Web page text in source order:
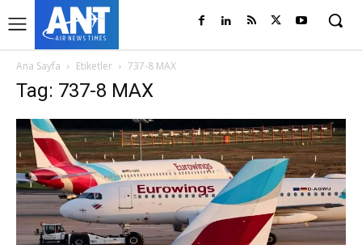
Ana Sayfa Etiketler 737-8 MAX
Tag: 737-8 MAX